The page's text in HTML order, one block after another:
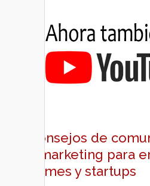
Consejos de
y marketing para
pymes y startups